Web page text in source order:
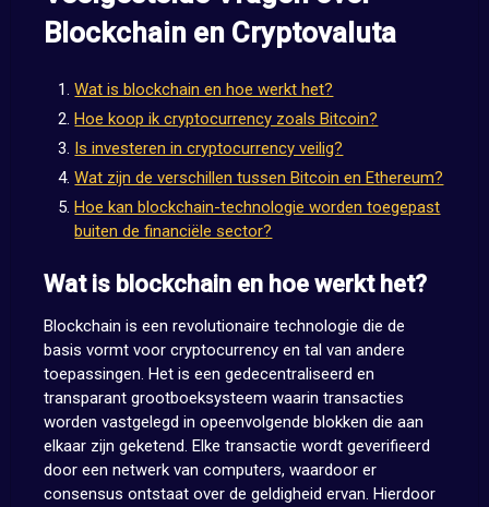
Blockchain en Cryptovaluta
Wat is blockchain en hoe werkt het?
Hoe koop ik cryptocurrency zoals Bitcoin?
Is investeren in cryptocurrency veilig?
Wat zijn de verschillen tussen Bitcoin en Ethereum?
Hoe kan blockchain-technologie worden toegepast
buiten de financiële sector?
Wat is blockchain en hoe werkt het?
Blockchain is een revolutionaire technologie die de
basis vormt voor cryptocurrency en tal van andere
toepassingen. Het is een gedecentraliseerd en
transparant grootboeksysteem waarin transacties
worden vastgelegd in opeenvolgende blokken die aan
elkaar zijn geketend. Elke transactie wordt geverifieerd
door een netwerk van computers, waardoor er
consensus ontstaat over de geldigheid ervan. Hierdoor